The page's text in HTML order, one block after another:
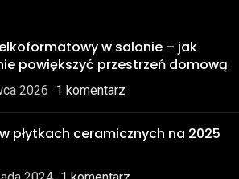
w salonie – jak
powiększyć przestrzeń domową
2026 1 komentarz
płytkach ceramicznych na 2025